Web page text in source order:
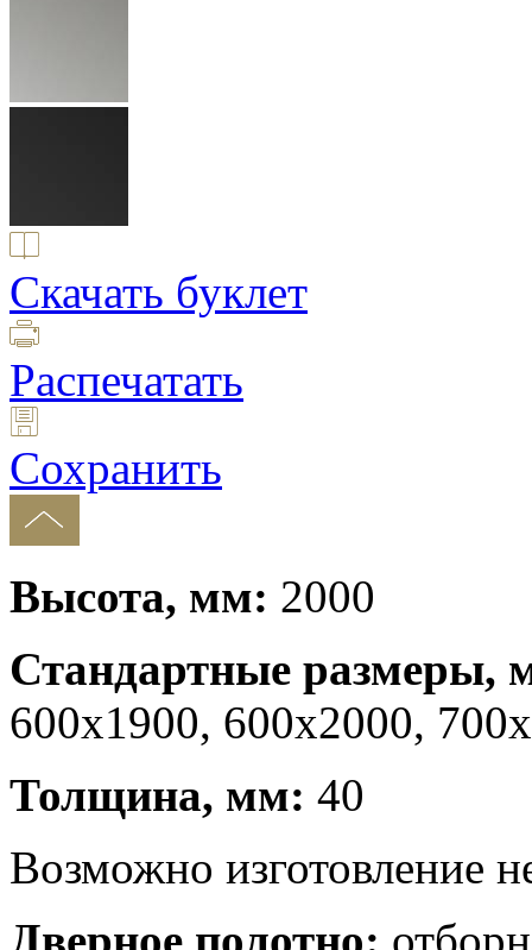
Скачать буклет
Распечатать
Сохранить
Высота, мм: 2000
Стандартные размеры,
600x1900, 600x2000,
Толщина, мм: 40
Возможно изготовление
Дверное полотно: